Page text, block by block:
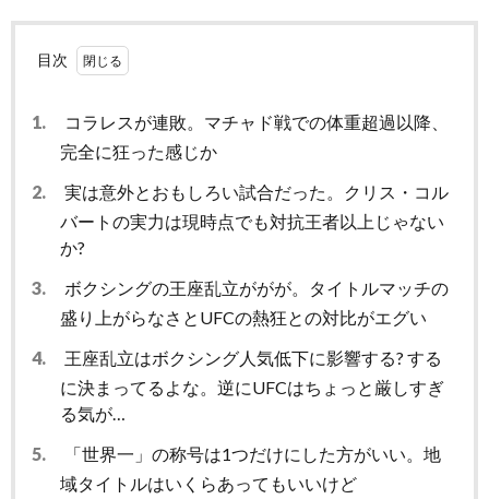
目次
1.
コラレスが連敗。マチャド戦での体重超過以降、
完全に狂った感じか
2.
実は意外とおもしろい試合だった。クリス・コル
バートの実力は現時点でも対抗王者以上じゃない
か?
3.
ボクシングの王座乱立ががが。タイトルマッチの
盛り上がらなさとUFCの熱狂との対比がエグい
4.
王座乱立はボクシング人気低下に影響する? する
に決まってるよな。逆にUFCはちょっと厳しすぎ
る気が…
5.
「世界一」の称号は1つだけにした方がいい。地
域タイトルはいくらあってもいいけど